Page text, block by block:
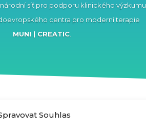
Souhlas
síť pro podporu klinického výzkumu
centra pro moderní terapie
MUNI | CREATIC.